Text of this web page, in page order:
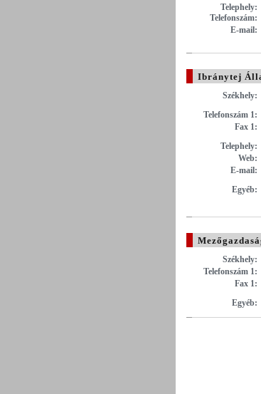
Telephely:
Telefonszám:
E-mail:
Ibránytej
Székhely:
Telefonszám 1:
Fax 1:
Telephely:
Web:
E-mail:
Egyéb:
Székhely:
Telefonszám 1:
Fax 1:
Egyéb: